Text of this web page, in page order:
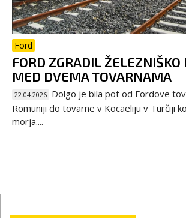
Ford
FORD ZGRADIL ŽELEZNIŠKO
MED DVEMA TOVARNAMA
22.04.2026 Dolgo je bila pot od Fordove
Romuniji do tovarne v Kocaeliju v Turčiji
morja....